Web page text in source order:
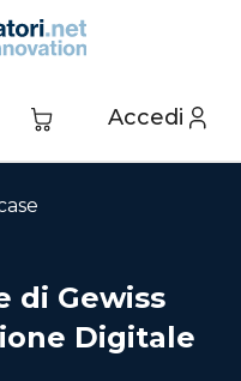
Accedi
di Gewiss
Digitale